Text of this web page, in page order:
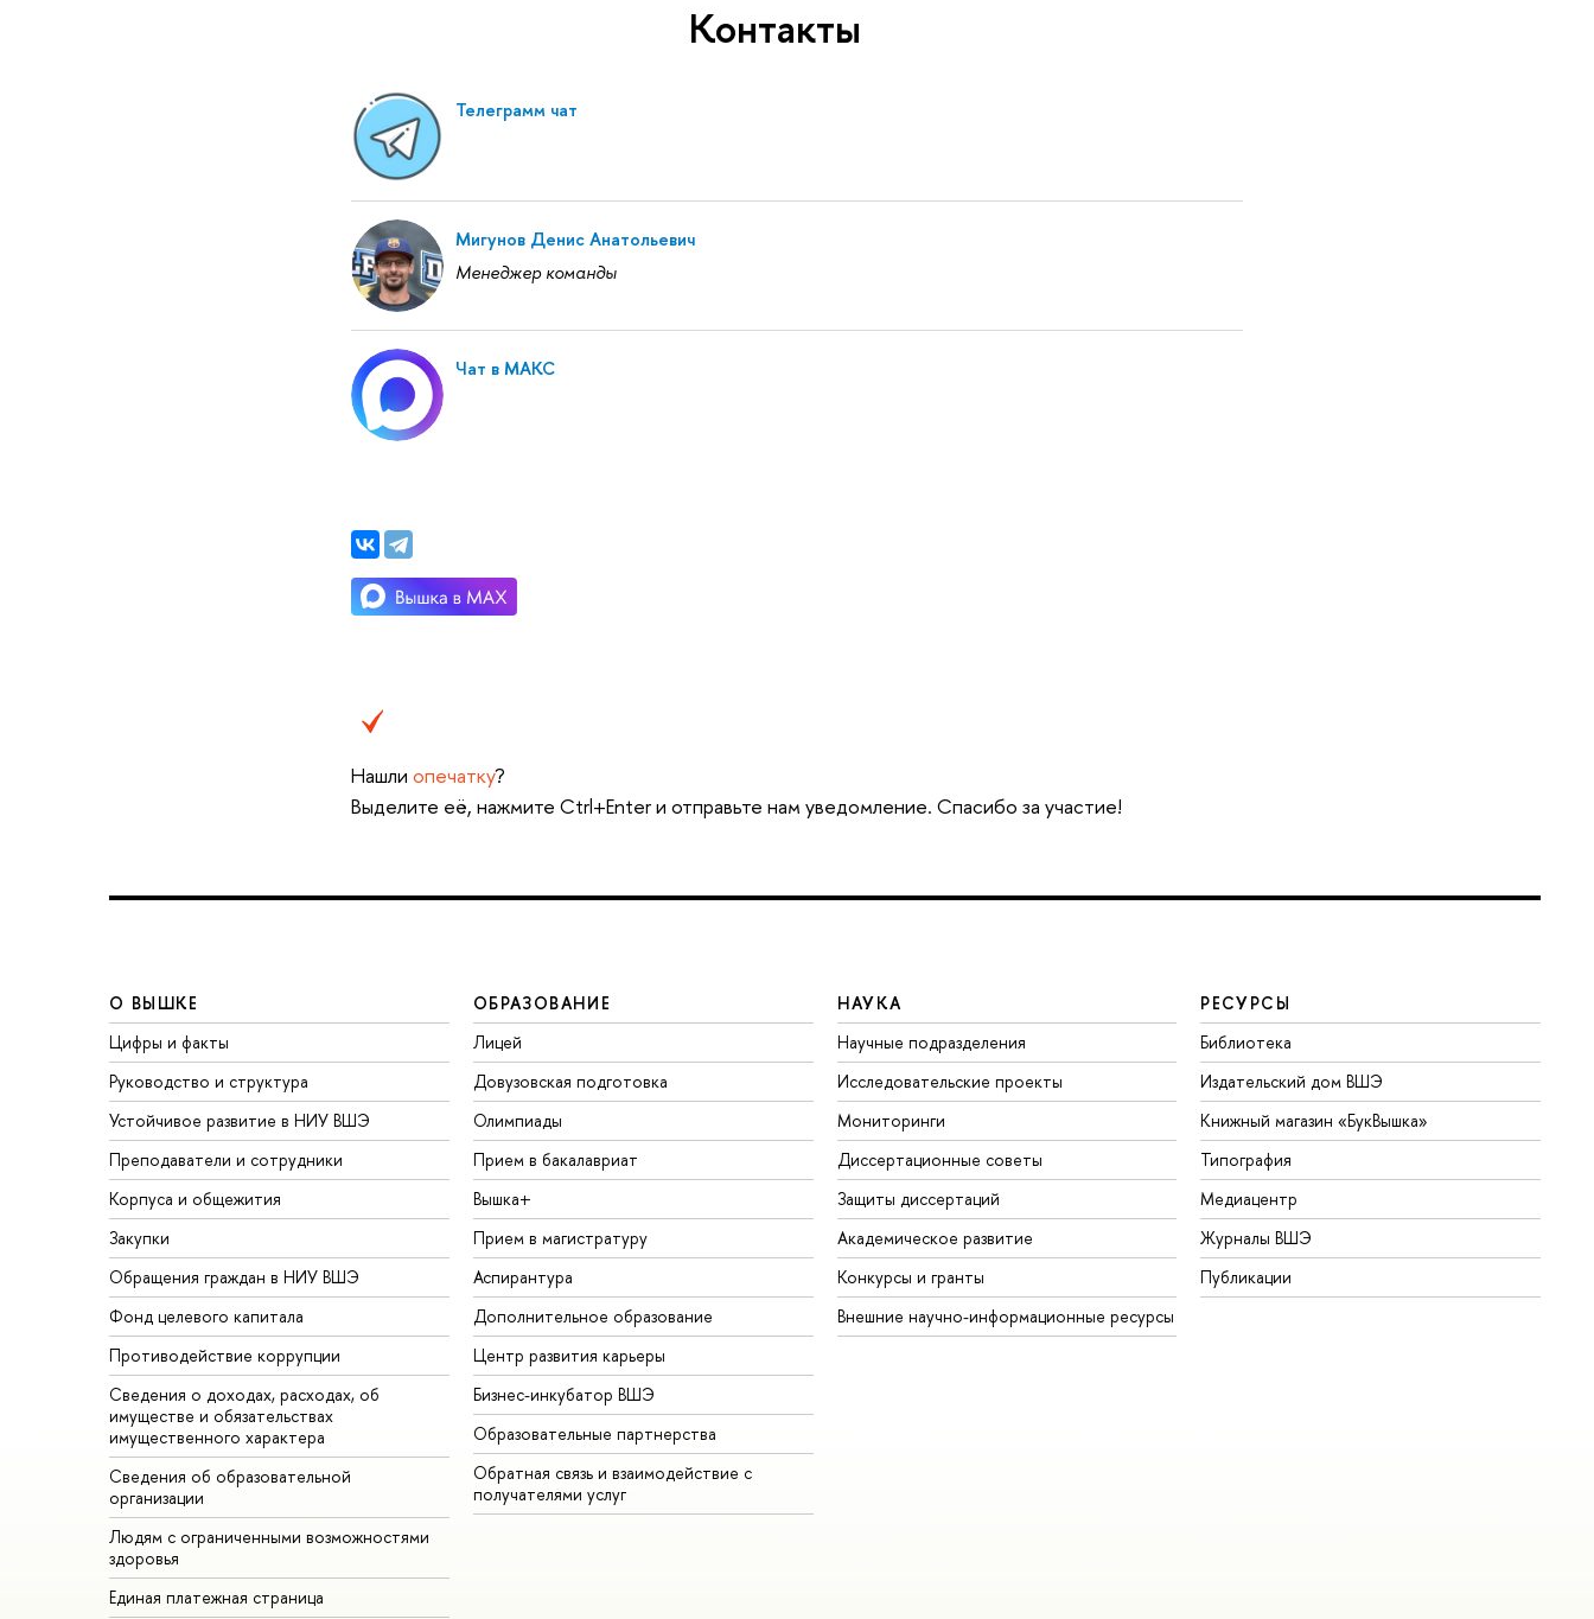
Контакты
Телеграмм чат
Мигунов Денис Анатольевич
Менеджер команды
Чат в МАКС
Нашли опечатку?
Выделите её, нажмите Ctrl+Enter и отправьте нам уведомление. Спасибо за участие!
О ВЫШКЕ
Цифры и факты
Руководство и структура
Устойчивое развитие в НИУ ВШЭ
Преподаватели и сотрудники
Корпуса и общежития
Закупки
Обращения граждан в НИУ ВШЭ
Фонд целевого капитала
Противодействие коррупции
Сведения о доходах, расходах, об
имуществе и обязательствах
имущественного характера
Сведения об образовательной
организации
Людям с ограниченными возможностями
здоровья
Единая платежная страница
ОБРАЗОВАНИЕ
Лицей
Довузовская подготовка
Олимпиады
Прием в бакалавриат
Вышка+
Прием в магистратуру
Аспирантура
Дополнительное образование
Центр развития карьеры
Бизнес-инкубатор ВШЭ
Образовательные партнерства
Обратная связь и взаимодействие с
получателями услуг
НАУКА
Научные подразделения
Исследовательские проекты
Мониторинги
Диссертационные советы
Защиты диссертаций
Академическое развитие
Конкурсы и гранты
Внешние научно-информационные ресурсы
РЕСУРСЫ
Библиотека
Издательский дом ВШЭ
Книжный магазин «БукВышка»
Типография
Медиацентр
Журналы ВШЭ
Публикации